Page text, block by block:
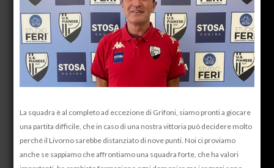
La squadra è al completo ad eccezione di Grifoni, siamo pronti a giocare
una partita difficile, che in caso di una nostra vittoria può decidere molto
perché il Livorno sarebbe distanziato di nove punti. Noi ci proviamo
anche se sappiamo che affrontiamo una squadra forte, che ha valori